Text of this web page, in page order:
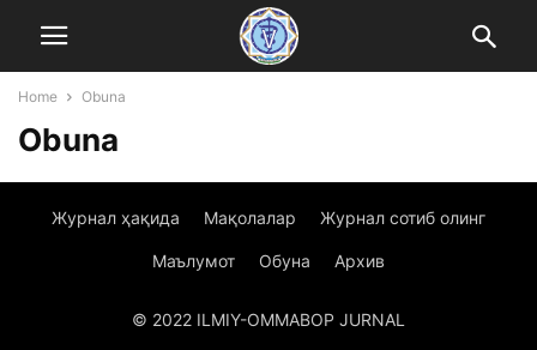
Home Obuna
Obuna
Журнал ҳақида Мақолалар Журнал сотиб олинг
Маълумот Обуна Архив
© 2022 ILMIY-OMMABOP JURNAL